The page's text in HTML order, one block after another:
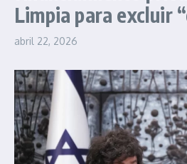
Limpia para excluir
abril 22, 2026